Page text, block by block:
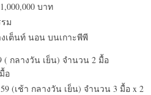
บาท
ม
เต็นท์ นอน บนเกาะพีพี
( กลางวัน เย็น) จำนวน 2 มื้อ
(เช้า กลางวัน เย็น) จำนวน 3 มื้อ x 2